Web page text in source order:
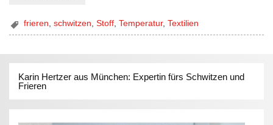
frieren,schwitzen,Stoff,Temperatur,Textilien
Karin Hertzer aus München: Expertin fürs Schwitzen und
Frieren